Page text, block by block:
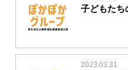
子どもたち
2023.03.31